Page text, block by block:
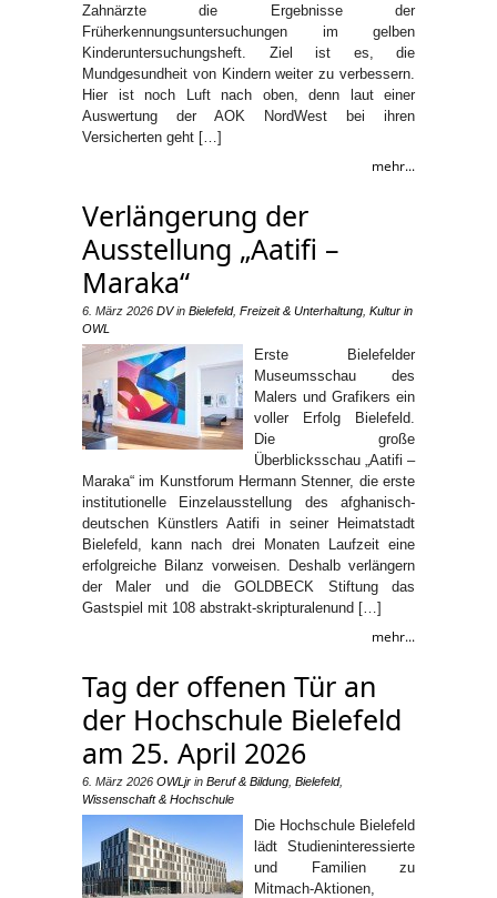
Zahnärzte die Ergebnisse der
Früherkennungsuntersuchungen im gelben
Kinderuntersuchungsheft. Ziel ist es, die
Mundgesundheit von Kindern weiter zu verbessern.
Hier ist noch Luft nach oben, denn laut einer
Auswertung der AOK NordWest bei ihren
Versicherten geht […]
mehr...
Verlängerung der
Ausstellung „Aatifi –
Maraka“
6. März 2026 DVin Bielefeld, Freizeit & Unterhaltung Kultur in
OWL
Erste Bielefelder
Museumsschau des
Malers und Grafikers ein
voller Erfolg Bielefeld.
Die große
Überblicksschau „Aatifi –
Maraka“ im Kunstforum Hermann Stenner, die erste
institutionelle Einzelausstellung des afghanisch-
deutschen Künstlers Aatifi in seiner Heimatstadt
Bielefeld, kann nach drei Monaten Laufzeit eine
erfolgreiche Bilanz vorweisen. Deshalb verlängern
der Maler und die GOLDBECK Stiftung das
Gastspiel mit 108 abstrakt-skripturalenund […]
mehr...
Tag der offenen Tür an
der Hochschule Bielefeld
am 25. April 2026
6. März 2026 OWLjr in Beruf & Bildung Bielefeld,
Wissenschaft & Hochschule
Die Hochschule Bielefeld
lädt Studieninteressierte
und Familien zu
Mitmach-Aktionen,